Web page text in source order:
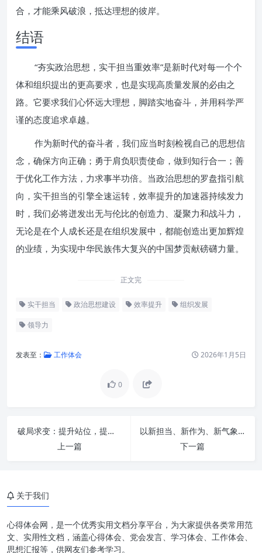
合，才能乘风破浪，抵达理想的彼岸。
结语
“夯实政治思想，实干担当重效率”是新时代对每一个个
体和组织提出的更高要求，也是实现高质量发展的必由之
路。它要求我们心怀远大理想，脚踏实地奋斗，并用科学严
谨的态度追求卓越。
作为新时代的奋斗者，我们应当时刻检视自己的思想信
念，确保方向正确；勇于肩负职责使命，做到知行合一；善
于优化工作方法，力求事半功倍。当政治思想的罗盘指引航
向，实干担当的引擎全速运转，效率提升的加速器持续发力
时，我们必将迸发出无与伦比的创造力、凝聚力和战斗力，
无论是在个人成长还是在组织发展中，都能创造出更加辉煌
的业绩，为实现中华民族伟大复兴的中国梦贡献磅礴力量。
正文完
实干担当 政治思想建设 效率提升 组织发展
领导力
发表至： 工作体会 2026年1月5日
0
破局求变：提升站位，提高水平，让办公室工作再上新台阶
上一篇
以新担当、新作为、新气象：持续提升“三服务”能力，共绘发展新篇章
下一篇
重效率：高质量发展的加速器
三位一体：构建核心竞争力的内
关于我们
心得体会网，是一个优秀实用文档分享平台，为大家提供各类常用范
文、实用性文档，涵盖心得体会、党会发言、学习体会、工作体会、
思想汇报等，供网友们参考学习。